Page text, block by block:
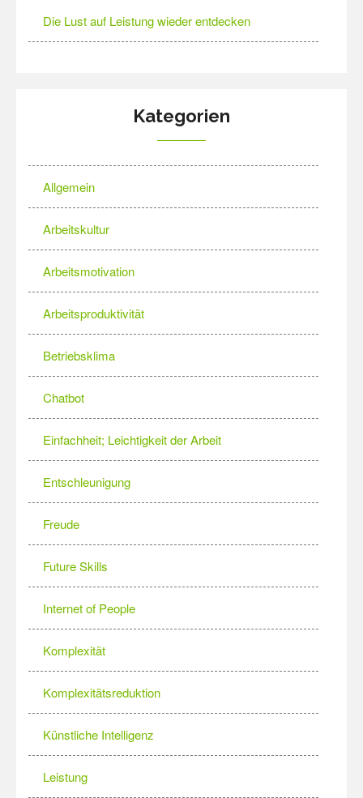
Die Lust auf Leistung wieder entdecken
Kategorien
Allgemein
Arbeitskultur
Arbeitsmotivation
Arbeitsproduktivität
Betriebsklima
Chatbot
Einfachheit; Leichtigkeit der Arbeit
Entschleunigung
Freude
Future Skills
Internet of People
Komplexität
Komplexitätsreduktion
Künstliche Intelligenz
Leistung